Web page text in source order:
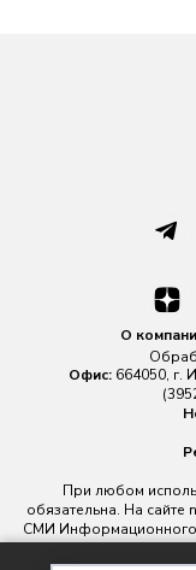
О
Офис: 664050, г.
При любом
обязательна. На
СМИ Информационного
№ ФС 77 - 88763